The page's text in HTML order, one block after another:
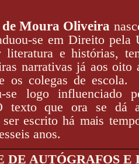
Moura Oliveira
se em Direito
literatura e histórias,
narrativas já aos oito
os colegas de escola.
se logo influenciado
texto que ora se dá
escrito há mais
anos.
DE AUTÓGRAFOS